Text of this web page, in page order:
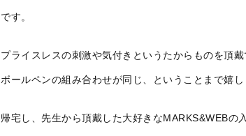
です。
プライスレスの刺激や気付きというたからものを頂戴
ボールペンの組み合わせが同じ、ということまで嬉し
帰宅し、先生から頂戴した大好きなMARKS&WEB